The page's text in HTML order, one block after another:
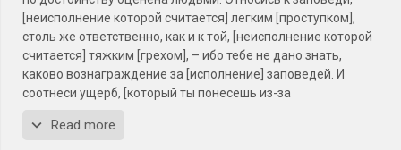
[неисполнение которой считается] легким [проступком],
столь же ответственно, как и к той, [неисполнение которой
считается] тяжким [грехом], – ибо тебе не дано знать,
каково вознаграждение за [исполнение] заповедей. И
соотнеси ущерб, [который ты понесешь из-за
награду [за воздержание] от греха – с ущербом, который
Read more